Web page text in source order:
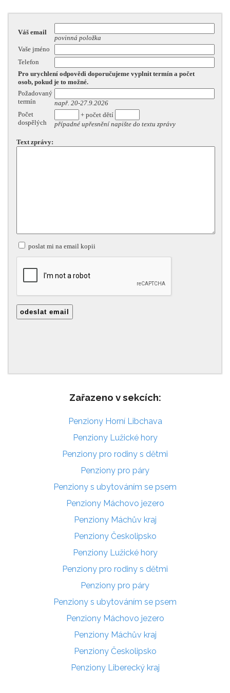
Zařazeno v sekcích:
Penziony Horní Libchava
Penziony Lužické hory
Penziony pro rodiny s dětmi
Penziony pro páry
Penziony s ubytováním se psem
Penziony Máchovo jezero
Penziony Máchův kraj
Penziony Českolipsko
Penziony Lužické hory
Penziony pro rodiny s dětmi
Penziony pro páry
Penziony s ubytováním se psem
Penziony Máchovo jezero
Penziony Máchův kraj
Penziony Českolipsko
Penziony Liberecký kraj